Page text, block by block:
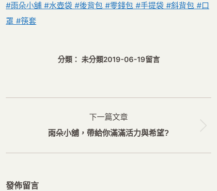
#雨朵小舖 #水壺袋 #後背包 #零錢包 #手提袋 #斜背包 #口
罩 #筷套
分類： 未分類2019-06-19留言
航
下一篇文章
下
雨朵小舖，帶給你滿滿活力與希望?
發佈留言